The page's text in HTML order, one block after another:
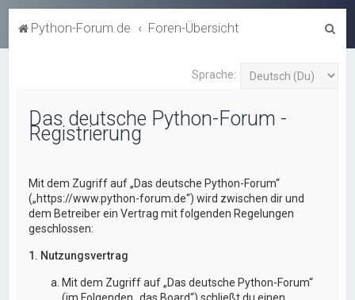
Python-Forum.de Foren-Übersicht
Sprache:
Das deutsche Python-Forum -
Registrierung
Mit dem Zugriff auf „Das deutsche Python-Forum“
(„https://www.python-forum.de“) wird zwischen dir und
dem Betreiber ein Vertrag mit folgenden Regelungen
geschlossen:
1. Nutzungsvertrag
Mit dem Zugriff auf „Das deutsche Python-Forum“
(im Folgenden „das Board“) schließt du einen